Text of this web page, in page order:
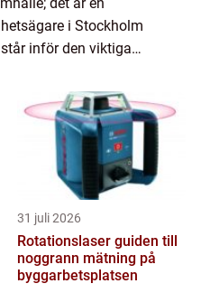
i Stockholm
inför den viktiga
31 juli 2026
Rotationslaser guiden till
noggrann mätning på
byggarbetsplatsen